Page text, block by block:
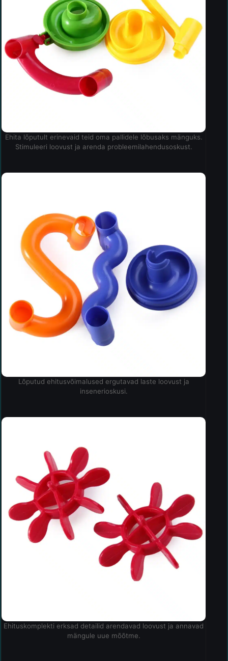
Ehita lõputult erinevaid teid oma pallidele lõbusaks mänguks.
Stimuleeri loovust ja arenda probleemilahendusoskust.
Lõputud ehitusvõimalused ergutavad laste loovust ja
insenerioskusi.
Ehituskomplekti erksad detailid arendavad loovust ja annavad
mängule uue mõõtme.